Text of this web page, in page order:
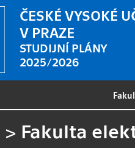
ČESKÉ VYSOKÉ
V PRAZE
STUDIJNÍ PLÁNY
2025/2026
> Fakulta